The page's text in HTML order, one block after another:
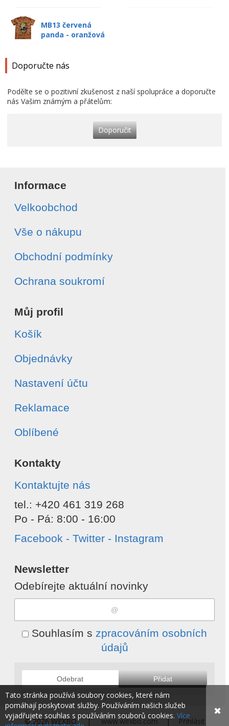
MB13 červená
panda - oranžová
Doporučte nás
Podělte se o pozitivní zkušenost z naší spolupráce a doporučte
nás Vašim známým a přátelům:
Doporučit
Informace
Velkoobchod
Vše o nákupu
Obchodní podmínky
Ochrana soukromí
Můj profil
Košík
Objednávky
Nastavení účtu
Reklamace
Oblíbené
Kontakty
Kontaktujte nás
tel.: +420 461 319 268
Po - Pá: 8:00 - 16:00
Facebook - Twitter - Instagram
Newsletter
Odebírejte aktuální novinky
Souhlasím s zpracováním osobních
údajů
Odebrat Přidat
© 2026 WEXBO |www.wexbo.com| Přihlásit
Tato stránka používá soubory cookies, které nám
pomáhají poskytovat služby. Používáním našich služeb
vyjadřujete souhlas s používáním souborů cookies. Více
✖